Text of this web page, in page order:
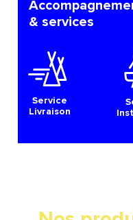
& services
Service
Livraison